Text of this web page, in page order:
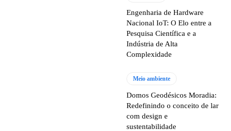
Engenharia de Hardware
Nacional IoT: O Elo entre a
Pesquisa Científica e a
Indústria de Alta
Complexidade
Meio ambiente
Domos Geodésicos Moradia:
Redefinindo o conceito de lar
com design e
sustentabilidade